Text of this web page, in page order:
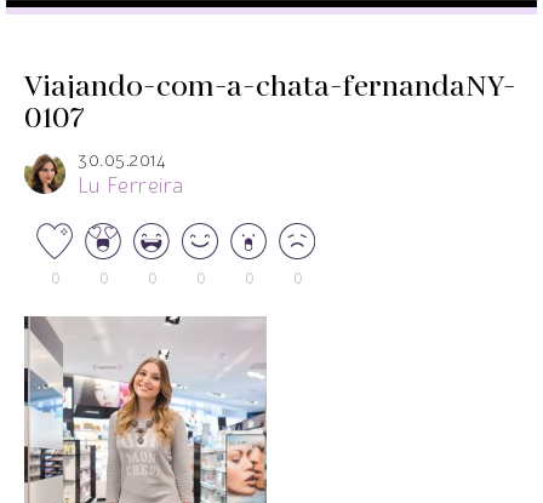
Viajando-com-a-chata-fernandaNY-
0107
30.05.2014
Lu Ferreira
0 0 0 0 0 0